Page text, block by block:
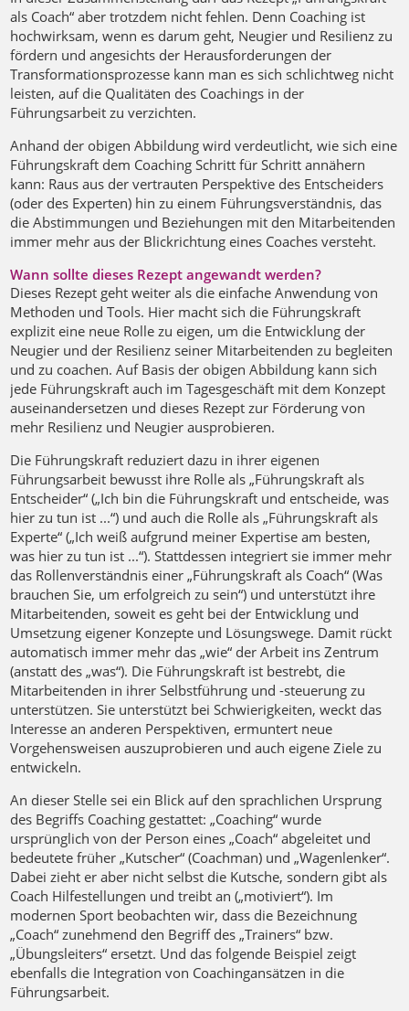
als Coach“ aber trotzdem nicht fehlen. Denn Coaching ist
hochwirksam, wenn es darum geht, Neugier und Resilienz zu
fördern und angesichts der Herausforderungen der
Transformationsprozesse kann man es sich schlichtweg nicht
leisten, auf die Qualitäten des Coachings in der
Führungsarbeit zu verzichten.
Anhand der obigen Abbildung wird verdeutlicht, wie sich eine
Führungskraft dem Coaching Schritt für Schritt annähern
kann: Raus aus der vertrauten Perspektive des Entscheiders
(oder des Experten) hin zu einem Führungsverständnis, das
die Abstimmungen und Beziehungen mit den Mitarbeitenden
immer mehr aus der Blickrichtung eines Coaches versteht.
Wann sollte dieses Rezept angewandt werden?
Dieses Rezept geht weiter als die einfache Anwendung von
Methoden und Tools. Hier macht sich die Führungskraft
explizit eine neue Rolle zu eigen, um die Entwicklung der
Neugier und der Resilienz seiner Mitarbeitenden zu begleiten
und zu coachen. Auf Basis der obigen Abbildung kann sich
jede Führungskraft auch im Tagesgeschäft mit dem Konzept
auseinandersetzen und dieses Rezept zur Förderung von
mehr Resilienz und Neugier ausprobieren.
Die Führungskraft reduziert dazu in ihrer eigenen
Führungsarbeit bewusst ihre Rolle als „Führungskraft als
Entscheider“ („Ich bin die Führungskraft und entscheide, was
hier zu tun ist ...“) und auch die Rolle als „Führungskraft als
Experte“ („Ich weiß aufgrund meiner Expertise am besten,
was hier zu tun ist ...“). Stattdessen integriert sie immer mehr
das Rollenverständnis einer „Führungskraft als Coach“ (Was
brauchen Sie, um erfolgreich zu sein“) und unterstützt ihre
Mitarbeitenden, soweit es geht bei der Entwicklung und
Umsetzung eigener Konzepte und Lösungswege. Damit rückt
automatisch immer mehr das „wie“ der Arbeit ins Zentrum
(anstatt des „was“). Die Führungskraft ist bestrebt, die
Mitarbeitenden in ihrer Selbstführung und -steuerung zu
unterstützen. Sie unterstützt bei Schwierigkeiten, weckt das
Interesse an anderen Perspektiven, ermuntert neue
Vorgehensweisen auszuprobieren und auch eigene Ziele zu
entwickeln.
An dieser Stelle sei ein Blick auf den sprachlichen Ursprung
des Begriffs Coaching gestattet: „Coaching“ wurde
ursprünglich von der Person eines „Coach“ abgeleitet und
bedeutete früher „Kutscher“ (Coachman) und „Wagenlenker“.
Dabei zieht er aber nicht selbst die Kutsche, sondern gibt als
Coach Hilfestellungen und treibt an („motiviert“). Im
modernen Sport beobachten wir, dass die Bezeichnung
„Coach“ zunehmend den Begriff des „Trainers“ bzw.
„Übungsleiters“ ersetzt. Und das folgende Beispiel zeigt
ebenfalls die Integration von Coachingansätzen in die
Führungsarbeit.